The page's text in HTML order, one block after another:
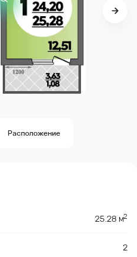
Расположение
25.28 м2
2